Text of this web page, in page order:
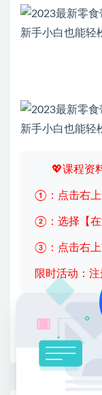
💖课程资
①：点击右上
②：选择【在
③：点击
限时活动：